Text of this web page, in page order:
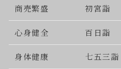
商売繁盛 初宮詣
心身健全 百日詣
身体健康 七五三詣